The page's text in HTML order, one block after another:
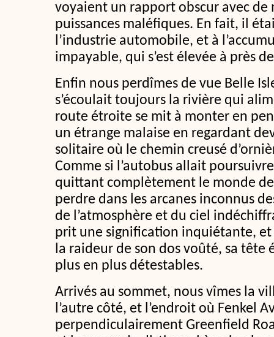
voyaient un rapport obscur avec de
puissances maléfiques. En fait, il
l’industrie automobile, et à
impayable, qui s’est élevée à près
Enfin nous perdîmes de vue Belle
s’écoulait toujours la rivière qui
route étroite se mit à monter en
un étrange malaise en regardant
solitaire où le chemin creusé
Comme si l’autobus allait
quittant complètement le monde
perdre dans les arcanes inconnus
de l’atmosphère et du ciel
prit une signification inquiétante, et
la raideur de son dos voûté, sa
plus en plus détestables.
Arrivés au sommet, nous vîmes la
l’autre côté, et l’endroit où Fenkel
perpendiculairement Greenfield